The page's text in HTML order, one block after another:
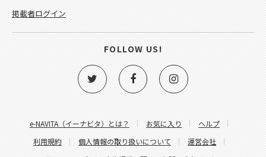
e-NAVITA（イーナビタ）とは？ お気に入り
ヘルプ
利用規約
個人情報の取り扱いについて
運営会社
掲載者ログイン
FOLLOW US!